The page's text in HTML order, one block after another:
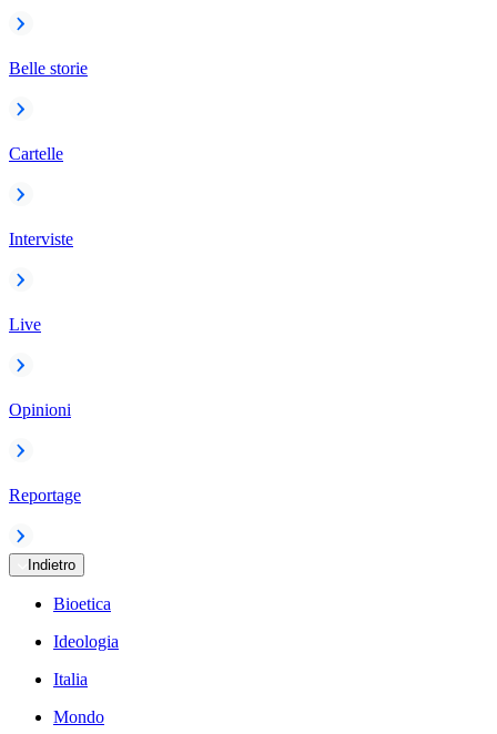
Belle storie
Cartelle
Interviste
Live
Opinioni
Reportage
Indietro
Bioetica
Ideologia
Italia
Mondo